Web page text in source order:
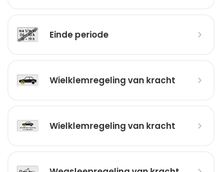
Einde periode
Wielklemregeling van kracht
Wielklemregeling van kracht